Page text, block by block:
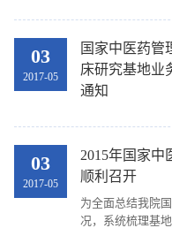
03
2017-05
国家中医药管
床研究基地业
通知
03
2017-05
2015年国家中
顺利召开
为全面总结我院
况，系统梳理基